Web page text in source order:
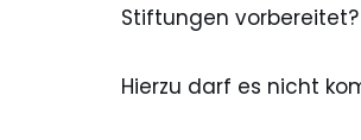
Stiftungen vorbereitet?
Hierzu darf es nicht